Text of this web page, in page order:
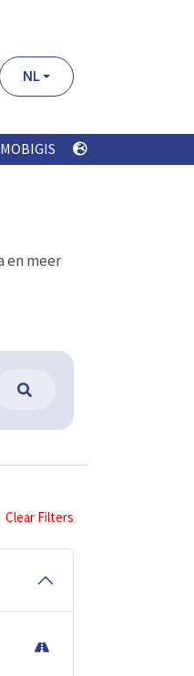
NL
MOBIGIS
en meer
Clear Filters